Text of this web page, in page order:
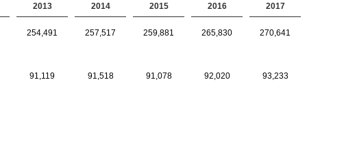
2013 2014 2015 2016 2017
254,491 257,517 259,881 265,830 270,641
91,119 91,518 91,078 92,020 93,233